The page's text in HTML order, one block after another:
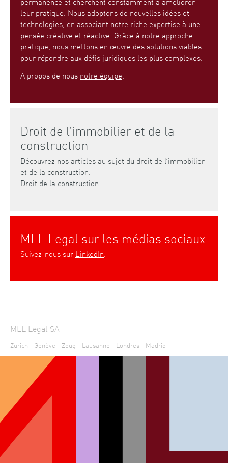
leur pratique. Nous adoptons de nouvelles idées et
technologies, en associant notre riche expertise à une
pensée créative et réactive. Grâce à notre approche
pratique, nous mettons en œuvre des solutions viables
pour répondre aux défis juridiques les plus complexes.
A propos de nous notre équipe.
Droit de l’immobilier et de la
construction
Découvrez nos articles au sujet du droit de l’immobilier
et de la construction.
Droit de la construction
MLL Legal sur les médias sociaux
Suivez-nous sur LinkedIn.
MLL Legal SA
Zurich Genève Zoug Lausanne Londres Madrid